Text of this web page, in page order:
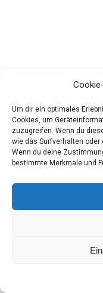
Um dir ein optimales
Cookies, um
zuzugreifen. Wenn du
wie das Surfverhalten oder
Wenn du deine
bestimmte Merkmale und